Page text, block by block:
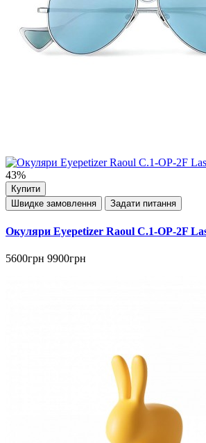
43%
Купити
Швидке замовлення
Задати питання
Окуляри Eyepetizer Raoul C.1-OP-2F
5600грн 9900грн